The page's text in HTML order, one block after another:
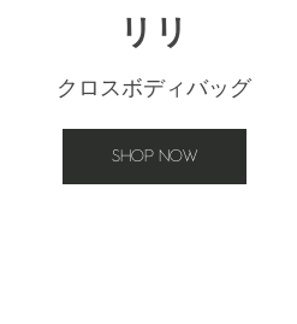
リリ
クロスボディバッグ
SHOP NOW